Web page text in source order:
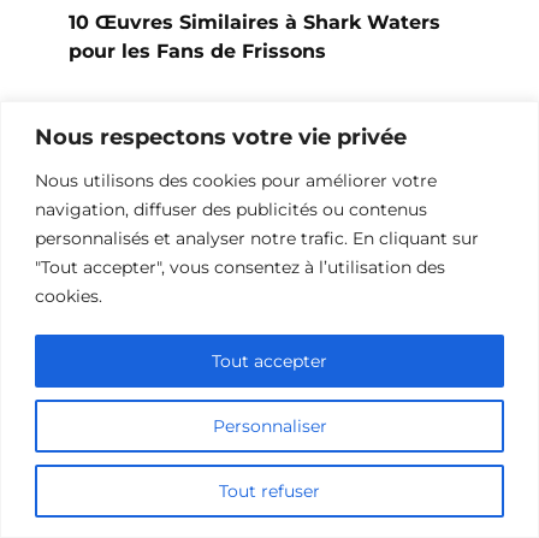
Nous respectons votre vie privée
Nous utilisons des cookies pour améliorer votre
navigation, diffuser des publicités ou contenus
personnalisés et analyser notre trafic. En cliquant sur
"Tout accepter", vous consentez à l’utilisation des
cookies.
Personnaliser
Tout refuser
Tout accepter
10 Œuvres Similaires à Shark Waters
pour les Fans de Frissons
10 Films et Séries Similaires à
Opération Love